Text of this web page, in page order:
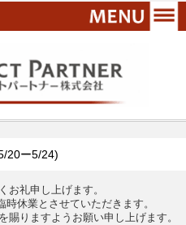
20ー5/24)
お礼申し上げます。
休業とさせていただきます。
賜りますようお願い申し上げます。